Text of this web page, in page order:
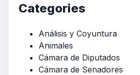
Categories
Análisis y Coyuntura
Animales
Cámara de Diputados
Cámara de Senadores